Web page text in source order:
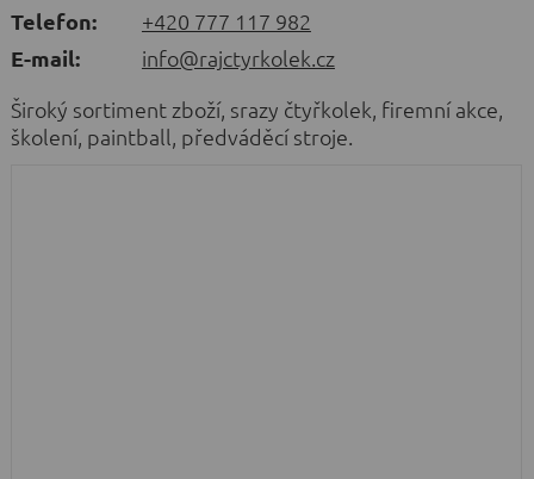
Telefon:
+420 777 117 982
E-mail:
info@rajctyrkolek.cz
Široký sortiment zboží, srazy čtyřkolek, firemní akce,
školení, paintball, předváděcí stroje.